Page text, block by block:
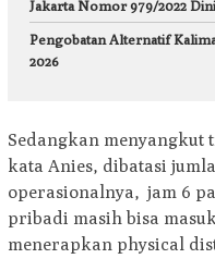
Jakarta Nomor 979/2022
Pengobatan Alternatif
2026
Sedangkan menyangkut
kata Anies, dibatasi
operasionalnya, jam 6
pribadi masih bisa
menerapkan physical